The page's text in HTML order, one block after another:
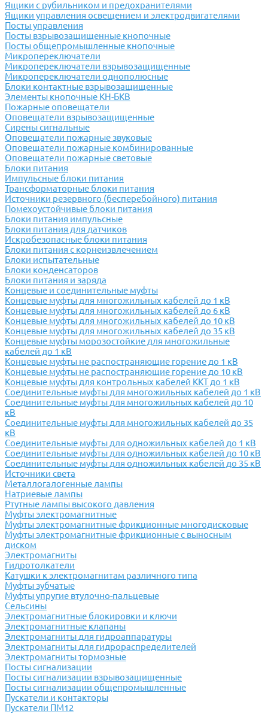
Ящики с рубильником и предохранителями
Ящики управления освещением и электродвигателями
Посты управления
Посты взрывозащищенные кнопочные
Посты общепромышленные кнопочные
Микропереключатели
Микропереключатели взрывозащищенные
Микропереключатели однополюсные
Блоки контактные взрывозащищенные
Элементы кнопочные КН-БКВ
Пожарные оповещатели
Оповещатели взрывозащищенные
Сирены сигнальные
Оповещатели пожарные звуковые
Оповещатели пожарные комбинированные
Оповещатели пожарные световые
Блоки питания
Импульсные блоки питания
Трансформаторные блоки питания
Источники резервного (бесперебойного) питания
Помехоустойчивые блоки питания
Блоки питания импульсные
Блоки питания для датчиков
Искробезопасные блоки питания
Блоки питания с корнеизвлечением
Блоки испытательные
Блоки конденсаторов
Блоки питания и заряда
Концевые и соединительные муфты
Концевые муфты для многожильных кабелей до 1 кВ
Концевые муфты для многожильных кабелей до 6 кВ
Концевые муфты для многожильных кабелей до 10 кВ
Концевые муфты для многожильных кабелей до 35 кВ
Концевые муфты морозостойкие для многожильные
кабелей до 1 кВ
Концевые муфты не распостраняющие горение до 1 кВ
Концевые муфты не распостраняющие горение до 10 кВ
Концевые муфты для контрольных кабелей ККТ до 1 кВ
Соединительные муфты для многожильных кабелей до 1 кВ
Соединительные муфты для многожильных кабелей до 10
кВ
Соединительные муфты для многожильных кабелей до 35
кВ
Соединительные муфты для одножильных кабелей до 1 кВ
Соединительные муфты для одножильных кабелей до 10 кВ
Соединительные муфты для одножильных кабелей до 35 кВ
Источники света
Металлогалогенные лампы
Натриевые лампы
Ртутные лампы высокого давления
Муфты электромагнитные
Муфты электромагнитные фрикционные многодисковые
Муфты электромагнитные фрикционные с выносным
диском
Электромагниты
Гидротолкатели
Катушки к электромагнитам различного типа
Муфты зубчатые
Муфты упругие втулочно-пальцевые
Сельсины
Электромагнитные блокировки и ключи
Электромагнитные клапаны
Электромагниты для гидроаппаратуры
Электромагниты для гидрораспределителей
Электромагниты тормозные
Посты сигнализации
Посты сигнализации взрывозащищенные
Посты сигнализации общепромышленные
Пускатели и контакторы
Пускатели ПМ12